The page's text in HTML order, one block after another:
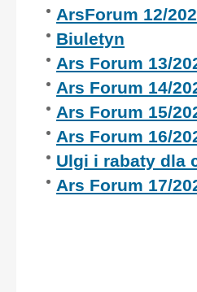
ArsForum 12/
Biuletyn
Ars Forum 13/
Ars Forum 14/
Ars Forum 15/
Ars Forum 16/
Ulgi i rabaty dla
Ars Forum 17/